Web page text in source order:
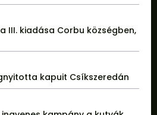
III. kiadása Corbu községben,
kapuit Csíkszeredán